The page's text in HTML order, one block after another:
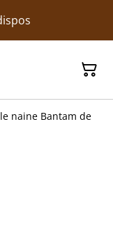
naine Bantam de